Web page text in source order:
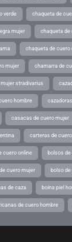
verde chaqueta de
mujer chaqueta de
chaqueta de cuero
mujer chamarra de
stradivarius
hombre
casacas de cuero mujer
carteras de cuero
cuero online bolsos
cuero mujer bolso
de caza boina piel
de cuero hombre